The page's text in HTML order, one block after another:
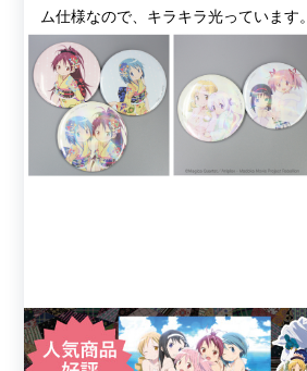
ム仕様なので、キラキラ光っています。